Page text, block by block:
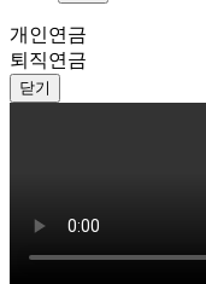
개인연금
퇴직연금
닫기